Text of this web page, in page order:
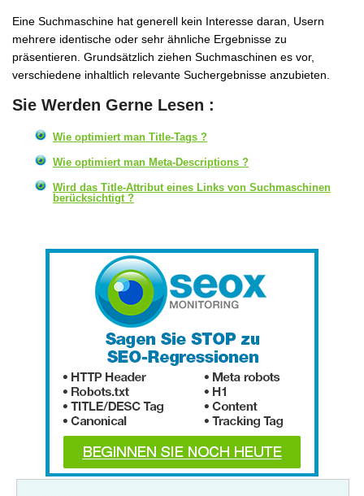
Eine Suchmaschine hat generell kein Interesse daran, Usern
mehrere identische oder sehr ähnliche Ergebnisse zu
präsentieren. Grundsätzlich ziehen Suchmaschinen es vor,
verschiedene inhaltlich relevante Suchergebnisse anzubieten.
Sie Werden Gerne Lesen :
Wie optimiert man Title-Tags ?
Wie optimiert man Meta-Descriptions ?
Wird das Title-Attribut eines Links von Suchmaschinen
berücksichtigt ?